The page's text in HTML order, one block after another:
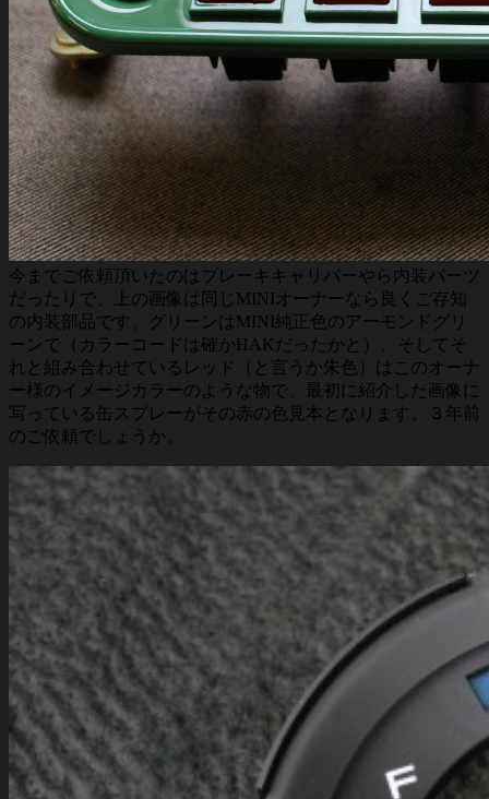
今までご依頼頂いたのはブレーキキャリパーやら内装パーツ
だったりで、上の画像は同じMINIオーナーなら良くご存知
の内装部品です。グリーンはMINI純正色のアーモンドグリ
ーンで（カラーコードは確かHAKだったかと）、そしてそ
れと組み合わせているレッド（と言うか朱色）はこのオーナ
ー様のイメージカラーのような物で、最初に紹介した画像に
写っている缶スプレーがその赤の色見本となります。３年前
のご依頼でしょうか。